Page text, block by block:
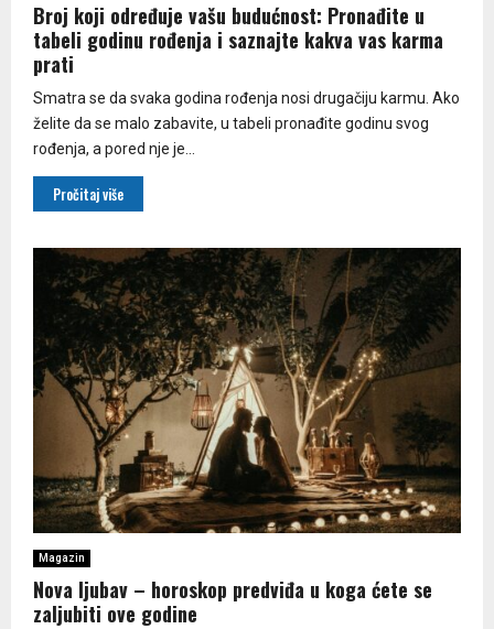
Broj koji određuje vašu budućnost: Pronađite u
tabeli godinu rođenja i saznajte kakva vas karma
prati
Smatra se da svaka godina rođenja nosi drugačiju karmu. Ako
želite da se malo zabavite, u tabeli pronađite godinu svog
rođenja, a pored nje je...
Pročitaj više
Magazin
Nova ljubav – horoskop predviđa u koga ćete se
zaljubiti ove godine